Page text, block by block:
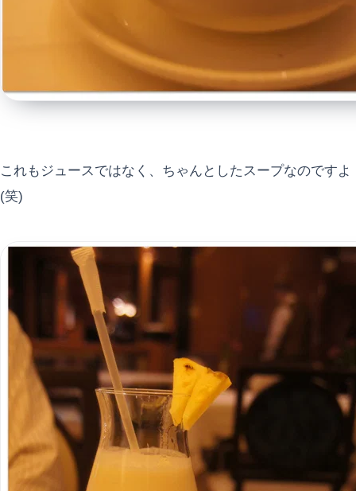
これもジュースではなく、ちゃんとしたスープなのですよ
(笑)